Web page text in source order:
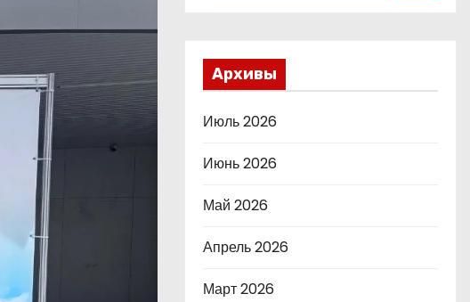
Архивы
Июль 2026
Июнь 2026
Май 2026
Апрель 2026
Март 2026